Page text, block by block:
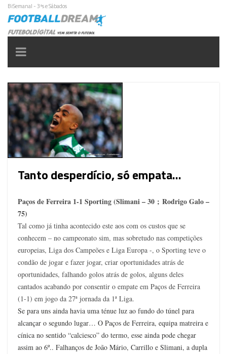
BiSemanal - 3ªs e Sábados
Toggle
navigation
Tanto desperdício, só empata…
Paços de Ferreira 1-1 Sporting (Slimani – 30 ; Rodrigo Galo –
75)
Tal como já tinha acontecido este aos com os custos que se
conhecem – no campeonato sim, mas sobretudo nas competições
europeias, Liga dos Campeões e Liga Europa -, o Sporting teve o
condão de jogar e fazer jogar, criar oportunidades atrás de
oportunidades, falhando golos atrás de golos, alguns deles
cantados acabando por consentir o empate em Paços de Ferreira
(1-1) em jogo da 27ª jornada da 1ª Liga.
Se para uns ainda havia uma ténue luz ao fundo do túnel para
alcançar o segundo lugar… O Paços de Ferreira, equipa matreira e
cínica no sentido “calciesco” do termo, esse ainda pode chegar
assim ao 6º.. Falhanços de João Mário, Carrillo e Slimani, a dupla